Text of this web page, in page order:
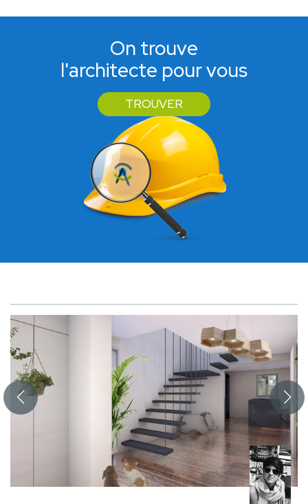
On trouve
l'architecte pour vous
TROUVER